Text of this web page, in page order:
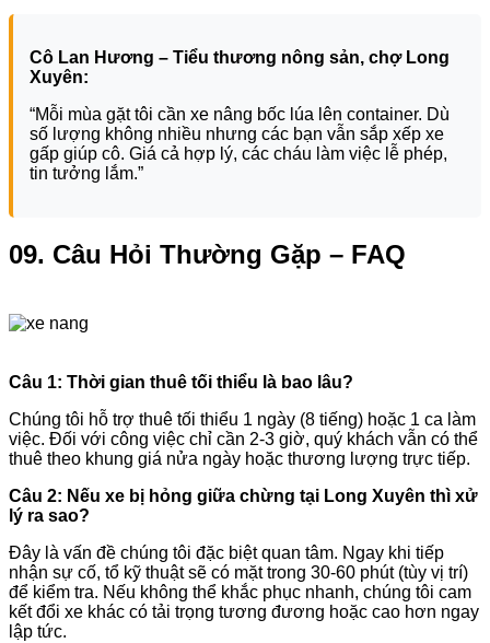
Cô Lan Hương – Tiểu thương nông sản, chợ Long
Xuyên:
“Mỗi mùa gặt tôi cần xe nâng bốc lúa lên container. Dù
số lượng không nhiều nhưng các bạn vẫn sắp xếp xe
gấp giúp cô. Giá cả hợp lý, các cháu làm việc lễ phép,
tin tưởng lắm.”
09. Câu Hỏi Thường Gặp – FAQ
Câu 1: Thời gian thuê tối thiểu là bao lâu?
Chúng tôi hỗ trợ thuê tối thiểu 1 ngày (8 tiếng) hoặc 1 ca làm
việc. Đối với công việc chỉ cần 2-3 giờ, quý khách vẫn có thể
thuê theo khung giá nửa ngày hoặc thương lượng trực tiếp.
Câu 2: Nếu xe bị hỏng giữa chừng tại Long Xuyên thì xử
lý ra sao?
Đây là vấn đề chúng tôi đặc biệt quan tâm. Ngay khi tiếp
nhận sự cố, tổ kỹ thuật sẽ có mặt trong 30-60 phút (tùy vị trí)
để kiểm tra. Nếu không thể khắc phục nhanh, chúng tôi cam
kết đổi xe khác có tải trọng tương đương hoặc cao hơn ngay
lập tức.